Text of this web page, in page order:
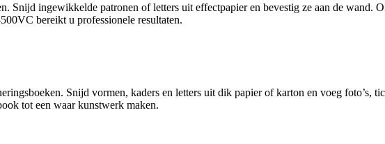
Snijd ingewikkelde patronen of letters uit effectpapier en bevestig ze aan de wand.
bereikt u professionele resultaten.
Snijd vormen, kaders en letters uit dik papier of karton en voeg foto’s,
tot een waar kunstwerk maken.